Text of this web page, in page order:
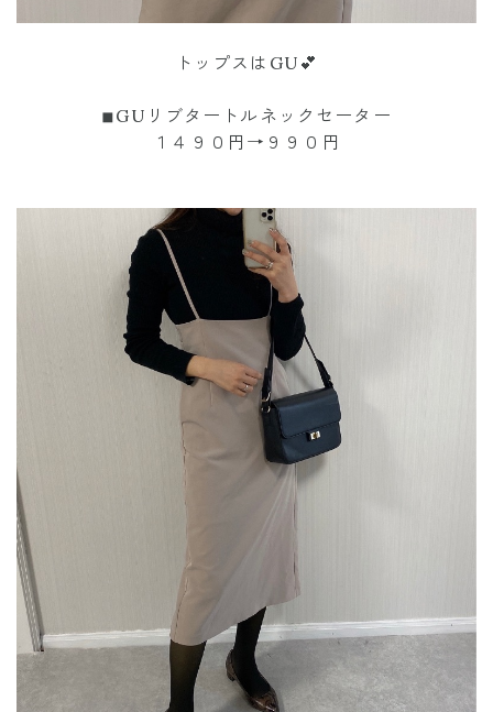
トップスはGU💕
◾︎GUリブタートルネックセーター
１４９０円→９９０円